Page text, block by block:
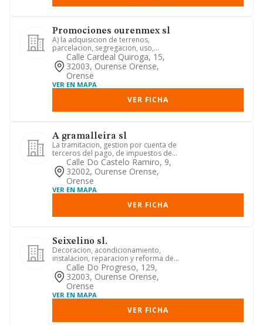
Promociones ourenmex sl
A) la adquisicion de terrenos,
parcelacion, segregacion, uso,
arrendamiento y venta de los mismos.
...
Calle Cardeal Quiroga, 15,
32003, Ourense Orense,
Orense
VER EN MAPA
VER FICHA
A gramalleira sl
La tramitacion, gestion por cuenta de
terceros del pago, de impuestos de
titulos publicos ante los ...
Calle Do Castelo Ramiro, 9,
32002, Ourense Orense,
Orense
VER EN MAPA
VER FICHA
Seixelino sl.
Decoracion, acondicionamiento,
instalacion, reparacion y reforma de
toda clase de inmuebles, locale...
Calle Do Progreso, 129,
32003, Ourense Orense,
Orense
VER EN MAPA
VER FICHA